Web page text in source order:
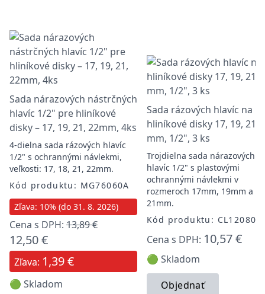
Sada nárazových nástrčných
hlavíc 1/2" pre hliníkové
disky – 17, 19, 21, 22mm, 4ks
4-dielna sada rázových hlavíc
1/2" s ochrannými návlekmi,
veľkosti: 17, 18, 21, 22mm.
Kód produktu: MG76060A
Zľava: 10% (do 31. 8. 2026)
Cena s DPH: 13,89 €
12,50 €
Zľava: 1,39 €
🟢 Skladom
Sada rázových hlavíc na
hliníkové disky 17, 19, 21
mm, 1/2", 3 ks
Trojdielna sada nárazových
hlavíc 1/2" s plastovými
ochrannými návlekmi v
rozmeroch 17mm, 19mm a
21mm.
Kód produktu:
Cena s DPH: 10,57 €
🟢 Skladom
Objednať